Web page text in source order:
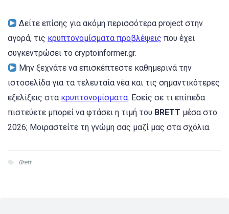
Δείτε επίσης για ακόμη περισσότερα project στην
αγορά, τις κρυπτονομίσματα προβλέψεις που έχει
συγκεντρώσει το cryptoinformer.gr.
Μην ξεχνάτε να επισκέπτεστε καθημερινά την
ιστοσελίδα για τα τελευταία νέα και τις σημαντικότερες
εξελίξεις στα κρυπτονομίσματα. Εσείς σε τι επίπεδα
πιστεύετε μπορεί να φτάσει η τιμή του BRETT μέσα στο
2026; Μοιραστείτε τη γνώμη σας μαζί μας στα σχόλια.
Brett